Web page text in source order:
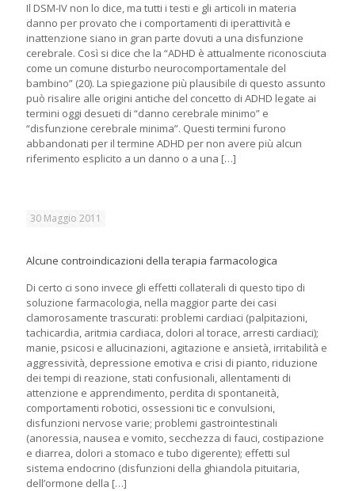
Il DSM-IV non lo dice, ma tutti i testi e gli articoli in materia
danno per provato che i comportamenti di iperattività e
inattenzione siano in gran parte dovuti a una disfunzione
cerebrale. Così si dice che la “ADHD è attualmente riconosciuta
come un comune disturbo neurocomportamentale del
bambino” (20). La spiegazione più plausibile di questo assunto
può risalire alle origini antiche del concetto di ADHD legate ai
termini oggi desueti di “danno cerebrale minimo” e
“disfunzione cerebrale minima”. Questi termini furono
abbandonati per il termine ADHD per non avere più alcun
riferimento esplicito a un danno o a una […]
30 Maggio 2011
Alcune controindicazioni della terapia farmacologica
Di certo ci sono invece gli effetti collaterali di questo tipo di
soluzione farmacologia, nella maggior parte dei casi
clamorosamente trascurati: problemi cardiaci (palpitazioni,
tachicardia, aritmia cardiaca, dolori al torace, arresti cardiaci);
manie, psicosi e allucinazioni, agitazione e ansietà, irritabilità e
aggressività, depressione emotiva e crisi di pianto, riduzione
dei tempi di reazione, stati confusionali, allentamenti di
attenzione e apprendimento, perdita di spontaneità,
comportamenti robotici, ossessioni tic e convulsioni,
disfunzioni nervose varie; problemi gastrointestinali
(anoressia, nausea e vomito, secchezza di fauci, costipazione
e diarrea, dolori a stomaco e tubo digerente); effetti sul
sistema endocrino (disfunzioni della ghiandola pituitaria,
dell’ormone della […]